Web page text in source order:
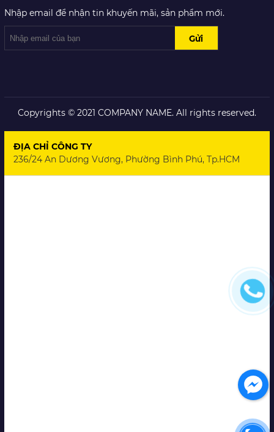
Nhập email để nhận tin khuyến mãi, sản phẩm mới.
Copyrights © 2021 COMPANY NAME. All rights reserved.
ĐỊA CHỈ CÔNG TY
236/24 An Dương Vương, Phường Bình Phú, Tp.HCM